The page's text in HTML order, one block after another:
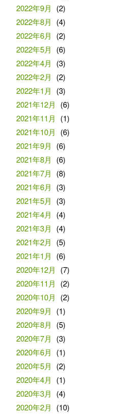
2022年9月
(2)
2022年8月
(4)
2022年6月
(2)
2022年5月
(6)
2022年4月
(3)
2022年2月
(2)
2022年1月
(3)
2021年12月
(6)
2021年11月
(1)
2021年10月
(6)
2021年9月
(6)
2021年8月
(6)
2021年7月
(8)
2021年6月
(3)
2021年5月
(3)
2021年4月
(4)
2021年3月
(4)
2021年2月
(5)
2021年1月
(6)
2020年12月
(7)
2020年11月
(2)
2020年10月
(2)
2020年9月
(1)
2020年8月
(5)
2020年7月
(3)
2020年6月
(1)
2020年5月
(2)
2020年4月
(1)
2020年3月
(4)
2020年2月
(10)